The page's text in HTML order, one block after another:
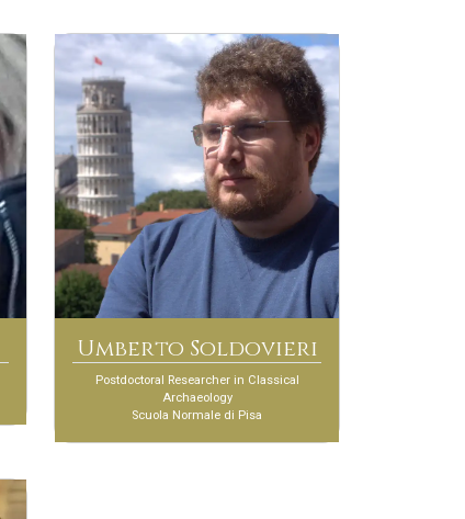
Umberto Soldovieri
Postdoctoral Researcher in Classical
Archaeology
Scuola Normale di Pisa